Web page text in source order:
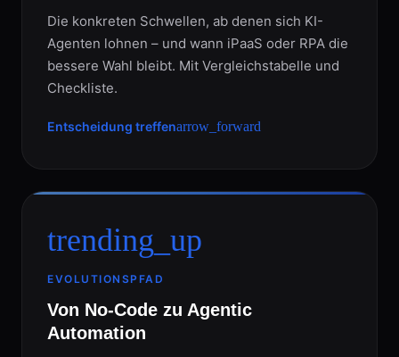
Die konkreten Schwellen, ab denen sich KI-
Agenten lohnen – und wann iPaaS oder RPA die
bessere Wahl bleibt. Mit Vergleichstabelle und
Checkliste.
Entscheidung treffenarrow_forward
trending_up
EVOLUTIONSPFAD
Von No-Code zu Agentic
Automation